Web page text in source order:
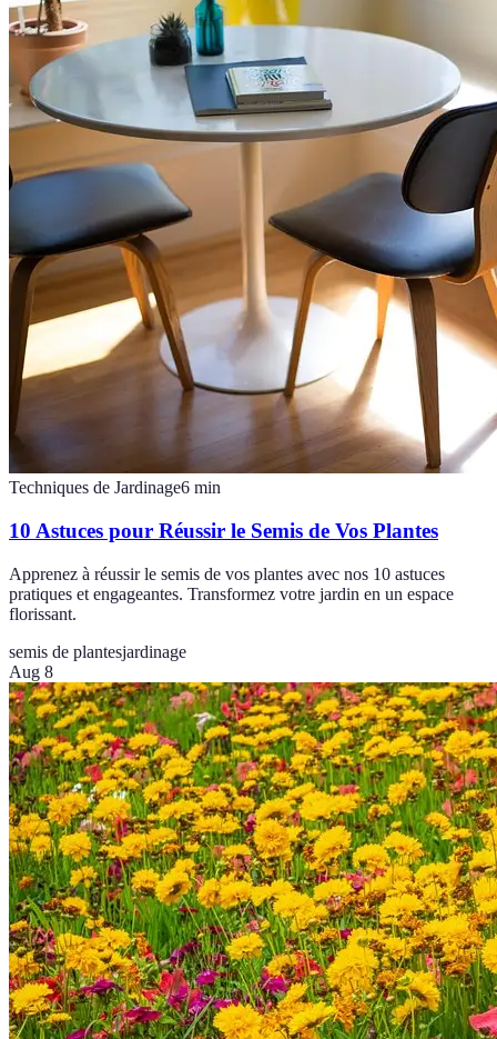
Techniques de Jardinage6 min
10 Astuces pour Réussir le Semis de Vos Plantes
Apprenez à réussir le semis de vos plantes avec nos 10 astuces
pratiques et engageantes. Transformez votre jardin en un espace
florissant.
semis de plantesjardinage
Aug 8